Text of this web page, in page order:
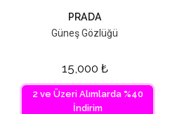
PRADA
Güneş Gözlüğü
15,000 ₺
2 ve Üzeri Alımlarda %40
İndirim